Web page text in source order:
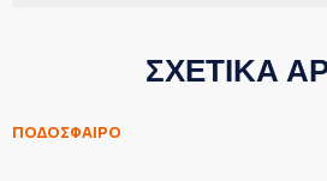
ΣΧΕΤΙΚΑ
ΠΟΔΟΣΦΑΙΡΟ